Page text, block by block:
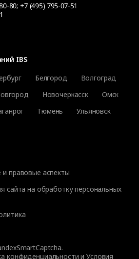
80; +7 (495) 795-07-51
IBS
Белгород
Волгоград
Новочеркасск
Омск
Тюмень
Ульяновск
правовые аспекты
сайта на обработку персональных
конфиденциальности иУсловия